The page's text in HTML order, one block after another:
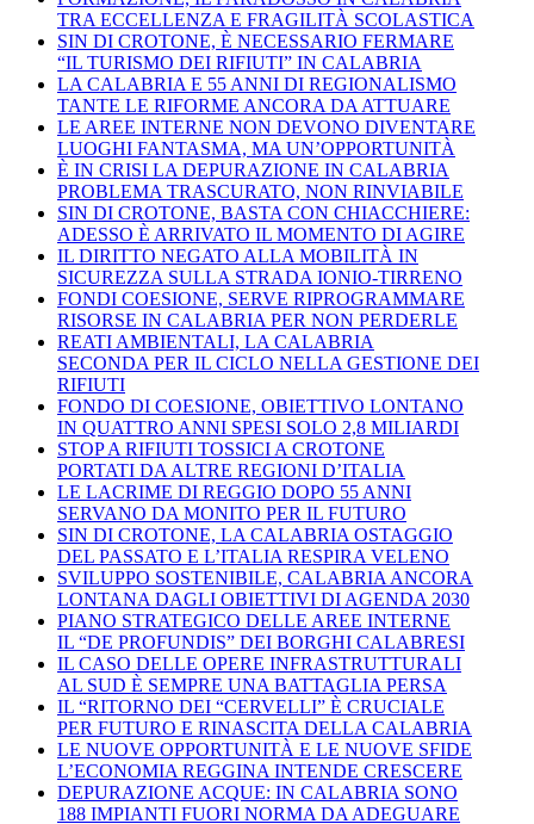
TRA ECCELLENZA E FRAGILITÀ SCOLASTICA
SIN DI CROTONE, È NECESSARIO FERMARE
“IL TURISMO DEI RIFIUTI” IN CALABRIA
LA CALABRIA E 55 ANNI DI REGIONALISMO
TANTE LE RIFORME ANCORA DA ATTUARE
LE AREE INTERNE NON DEVONO DIVENTARE
LUOGHI FANTASMA, MA UN’OPPORTUNITÀ
È IN CRISI LA DEPURAZIONE IN CALABRIA
PROBLEMA TRASCURATO, NON RINVIABILE
SIN DI CROTONE, BASTA CON CHIACCHIERE:
ADESSO È ARRIVATO IL MOMENTO DI AGIRE
IL DIRITTO NEGATO ALLA MOBILITÀ IN
SICUREZZA SULLA STRADA IONIO-TIRRENO
FONDI COESIONE, SERVE RIPROGRAMMARE
RISORSE IN CALABRIA PER NON PERDERLE
REATI AMBIENTALI, LA CALABRIA
SECONDA PER IL CICLO NELLA GESTIONE DEI
RIFIUTI
FONDO DI COESIONE, OBIETTIVO LONTANO
IN QUATTRO ANNI SPESI SOLO 2,8 MILIARDI
STOP A RIFIUTI TOSSICI A CROTONE
PORTATI DA ALTRE REGIONI D’ITALIA
LE LACRIME DI REGGIO DOPO 55 ANNI
SERVANO DA MONITO PER IL FUTURO
SIN DI CROTONE, LA CALABRIA OSTAGGIO
DEL PASSATO E L’ITALIA RESPIRA VELENO
SVILUPPO SOSTENIBILE, CALABRIA ANCORA
LONTANA DAGLI OBIETTIVI DI AGENDA 2030
PIANO STRATEGICO DELLE AREE INTERNE
IL “DE PROFUNDIS” DEI BORGHI CALABRESI
IL CASO DELLE OPERE INFRASTRUTTURALI
AL SUD È SEMPRE UNA BATTAGLIA PERSA
IL “RITORNO DEI “CERVELLI” È CRUCIALE
PER FUTURO E RINASCITA DELLA CALABRIA
LE NUOVE OPPORTUNITÀ E LE NUOVE SFIDE
L’ECONOMIA REGGINA INTENDE CRESCERE
DEPURAZIONE ACQUE: IN CALABRIA SONO
188 IMPIANTI FUORI NORMA DA ADEGUARE